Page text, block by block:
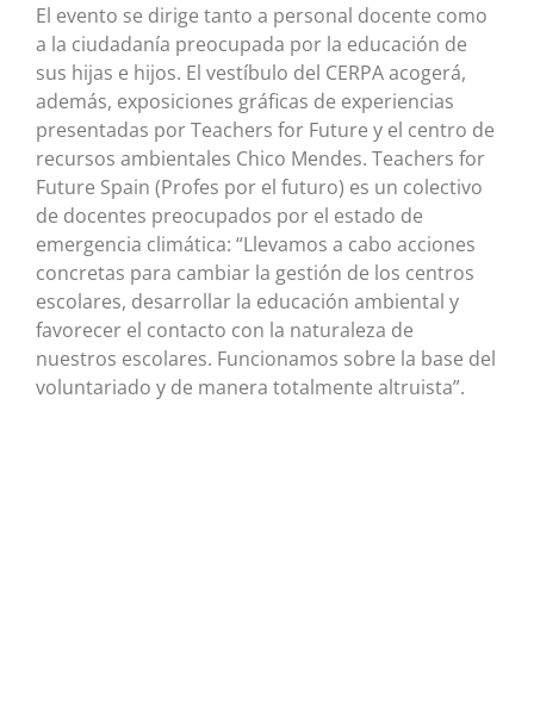
El evento se dirige tanto a personal docente como
a la ciudadanía preocupada por la educación de
sus hijas e hijos. El vestíbulo del CERPA acogerá,
además, exposiciones gráficas de experiencias
presentadas por Teachers for Future y el centro de
recursos ambientales Chico Mendes. Teachers for
Future Spain (Profes por el futuro) es un colectivo
de docentes preocupados por el estado de
emergencia climática: “Llevamos a cabo acciones
concretas para cambiar la gestión de los centros
escolares, desarrollar la educación ambiental y
favorecer el contacto con la naturaleza de
nuestros escolares. Funcionamos sobre la base del
voluntariado y de manera totalmente altruista”.